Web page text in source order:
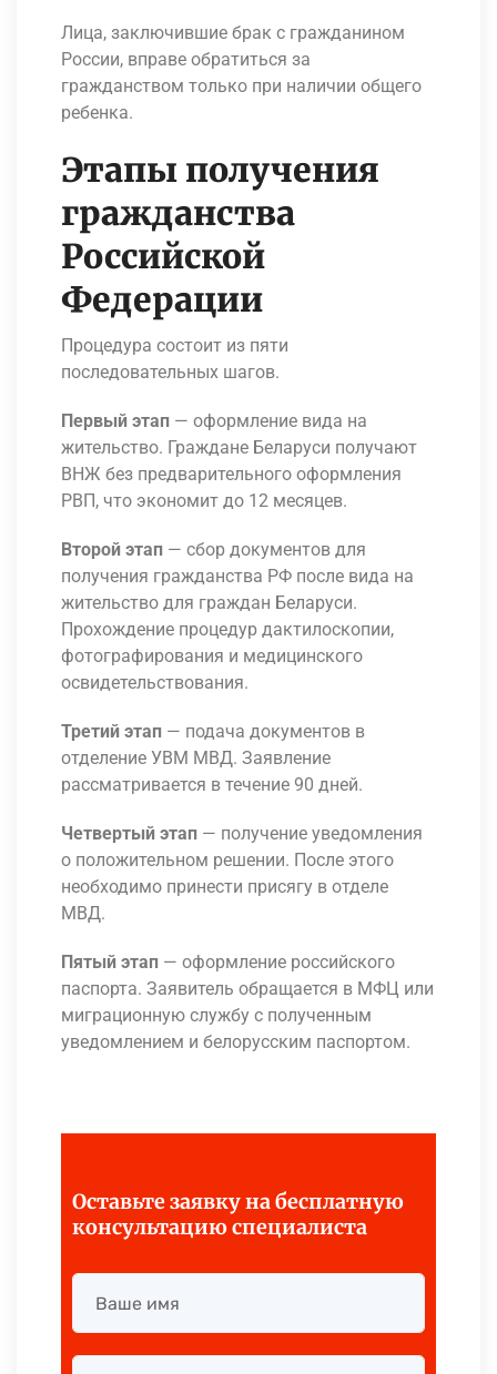
Лица, заключившие брак с гражданином
России, вправе обратиться за
гражданством только при наличии общего
ребенка.
Этапы получения
гражданства
Российской
Федерации
Процедура состоит из пяти
последовательных шагов.
Первый этап — оформление вида на
жительство. Граждане Беларуси получают
ВНЖ без предварительного оформления
РВП, что экономит до 12 месяцев.
Второй этап — сбор документов для
получения гражданства РФ после вида на
жительство для граждан Беларуси.
Прохождение процедур дактилоскопии,
фотографирования и медицинского
освидетельствования.
Третий этап — подача документов в
отделение УВМ МВД. Заявление
рассматривается в течение 90 дней.
Четвертый этап — получение уведомления
о положительном решении. После этого
необходимо принести присягу в отделе
МВД.
Пятый этап — оформление российского
паспорта. Заявитель обращается в МФЦ или
миграционную службу с полученным
уведомлением и белорусским паспортом.
Оставьте заявку на бесплатную
консультацию специалиста